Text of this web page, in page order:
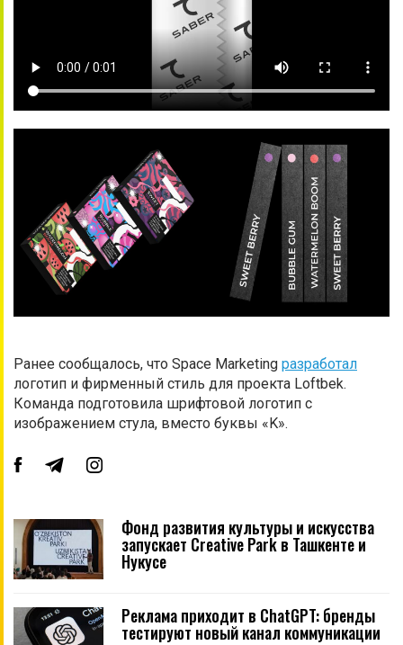
Ранее сообщалось, что Space Marketing разработал
логотип и фирменный стиль для проекта Loftbek.
Команда подготовила шрифтовой логотип с
изображением стула, вместо буквы «K».
Фонд развития культуры и искусства
запускает Creative Park в Ташкенте и
Нукусе
Реклама приходит в ChatGPT: бренды
тестируют новый канал коммуникации